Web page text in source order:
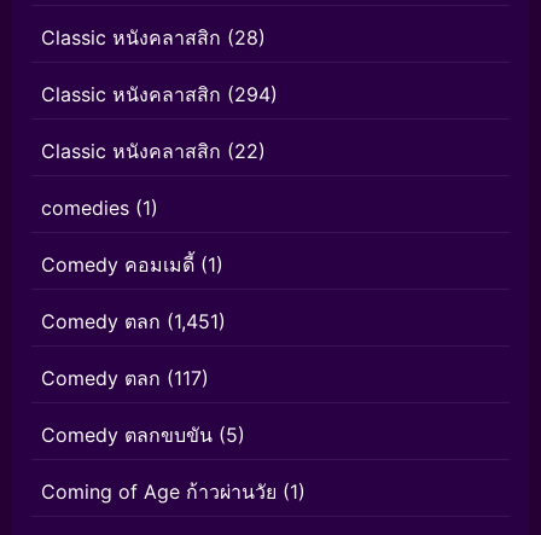
Classic หนังคลาสสิก (28)
Classic หนังคลาสสิก (294)
Classic หนังคลาสสิก (22)
comedies (1)
Comedy คอมเมดี้ (1)
Comedy ตลก (1,451)
Comedy ตลก (117)
Comedy ตลกขบขัน (5)
Coming of Age ก้าวผ่านวัย (1)